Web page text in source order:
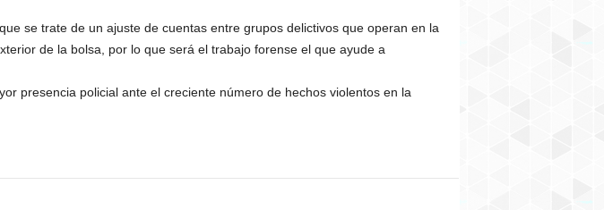
se trate de un ajuste de cuentas entre grupos delictivos que operan en la
de la bolsa, por lo que será el trabajo forense el que ayude a
presencia policial ante el creciente número de hechos violentos en la